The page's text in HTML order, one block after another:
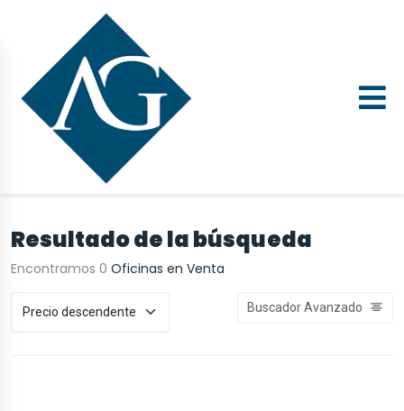
Resultado de la búsqueda
Encontramos 0 Oficinas en Venta
Buscador Avanzado